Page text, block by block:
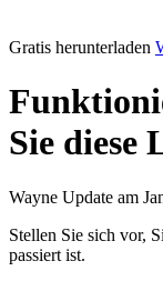
Gratis herunterladen
Sie diese
Wayne Update am
Stellen Sie sich vor,
passiert ist.